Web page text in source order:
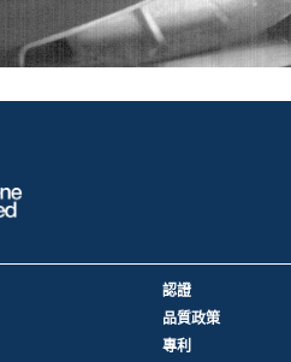
認證
品質政策
專利